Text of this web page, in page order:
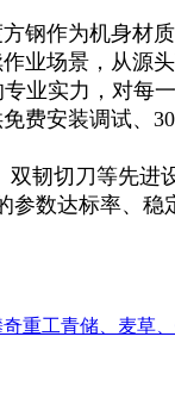
钢作为机身材
业场景，从源头
业实力，对每
费安装调试、
韧切刀等先进
参数达标率、
重工青储、麦草